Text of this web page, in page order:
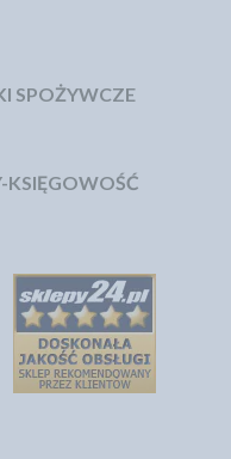
SPOŻYWCZE
KSIĘGOWOŚĆ